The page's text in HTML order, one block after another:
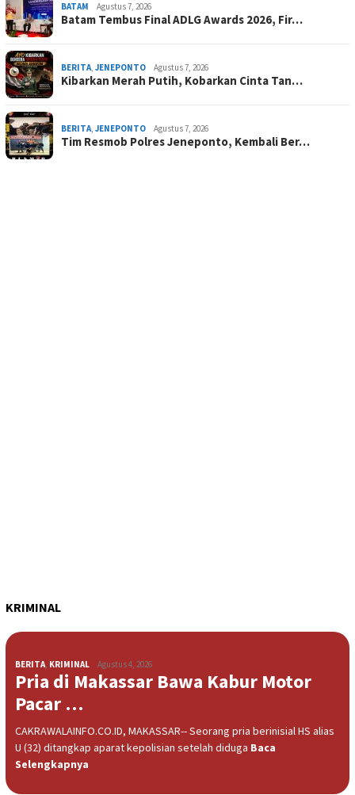
BATAM Agustus 7, 2026
Batam Tembus Final ADLG Awards 2026, Fir…
BERITA, JENEPONTO Agustus 7, 2026
Kibarkan Merah Putih, Kobarkan Cinta Tan…
BERITA, JENEPONTO Agustus 7, 2026
Tim Resmob Polres Jeneponto, Kembali Ber…
KRIMINAL
BERITA, KRIMINAL Agustus 4, 2026
Pria di Makassar Bawa Kabur Motor
Pacar …
CAKRAWALAINFO.CO.ID, MAKASSAR-- Seorang pria berinisial HS alias
U (32) ditangkap aparat kepolisian setelah diduga Baca
Selengkapnya